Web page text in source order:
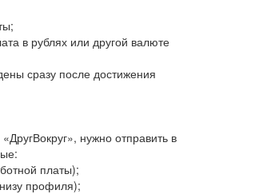
в рублях или другой валюте
сразу после достижения
нужно отправить в
платы);
профиля);